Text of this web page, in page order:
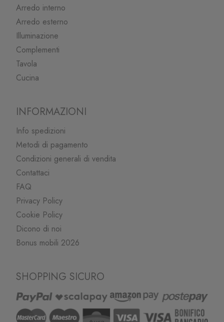
Arredo interno
Arredo esterno
Illuminazione
Complementi
Tavola
Cucina
INFORMAZIONI
Info spedizioni
Metodi di pagamento
Condizioni generali di vendita
Contattaci
FAQ
Privacy Policy
Cookie Policy
Dicono di noi
Bonus mobili 2026
SHOPPING SICURO